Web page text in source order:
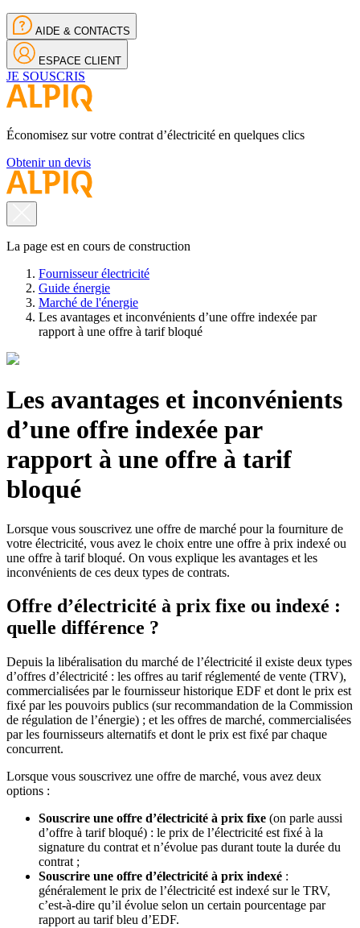
AIDE & CONTACTS
ESPACE CLIENT
JE SOUSCRIS
Économisez sur votre contrat d’électricité en quelques clics
Obtenir un devis
La page est en cours de construction
Fournisseur électricité
Guide énergie
Marché de l'énergie
Les avantages et inconvénients d’une offre indexée par
rapport à une offre à tarif bloqué
Les avantages et inconvénients
d’une offre indexée par
rapport à une offre à tarif
bloqué
Lorsque vous souscrivez une offre de marché pour la fourniture de
votre électricité, vous avez le choix entre une offre à prix indexé ou
une offre à tarif bloqué. On vous explique les avantages et les
inconvénients de ces deux types de contrats.
Offre d’électricité à prix fixe ou indexé :
quelle différence ?
Depuis la libéralisation du marché de l’électricité il existe deux types
d’offres d’électricité : les offres au tarif réglementé de vente (TRV),
commercialisées par le fournisseur historique EDF et dont le prix est
fixé par les pouvoirs publics (sur recommandation de la Commission
de régulation de l’énergie) ; et les offres de marché, commercialisées
par les fournisseurs alternatifs et dont le prix est fixé par chaque
concurrent.
Lorsque vous souscrivez une offre de marché, vous avez deux
options :
Souscrire une offre d’électricité à prix fixe (on parle aussi
d’offre à tarif bloqué) : le prix de l’électricité est fixé à la
signature du contrat et n’évolue pas durant toute la durée du
contrat ;
Souscrire une offre d’électricité à prix indexé :
généralement le prix de l’électricité est indexé sur le TRV,
c’est-à-dire qu’il évolue selon un certain pourcentage par
rapport au tarif bleu d’EDF.